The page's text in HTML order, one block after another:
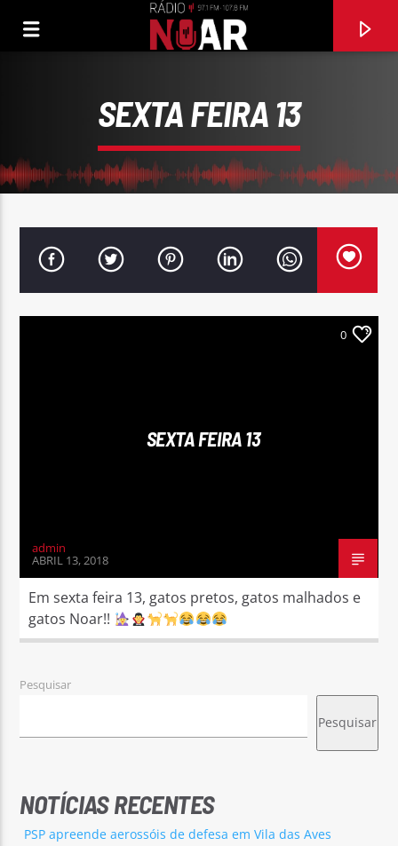
SEXTA FEIRA 13
0
SEXTA FEIRA 13
admin
ABRIL 13, 2018
Em sexta feira 13, gatos pretos, gatos malhados e
gatos Noar!!
Pesquisar
Pesquisar
NOTÍCIAS RECENTES
PSP apreende aerossóis de defesa em Vila das Aves